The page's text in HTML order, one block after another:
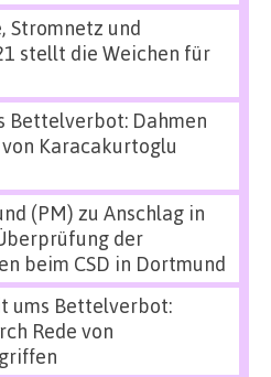
Stromnetz und
stellt die Weichen für
Bettelverbot: Dahmen
Karacakurtoglu
(PM) zu Anschlag in
der
beim CSD in Dortmund
ums Bettelverbot:
Rede von